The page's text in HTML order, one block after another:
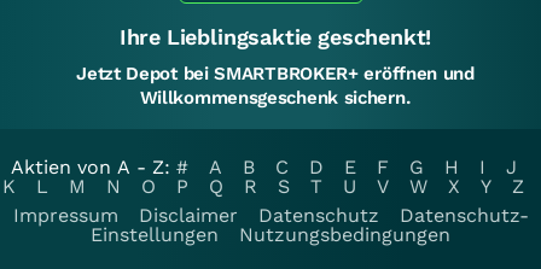
Ihre Lieblingsaktie geschenkt!
Jetzt Depot bei SMARTBROKER+ eröffnen und
Willkommensgeschenk sichern.
Aktien von A - Z: # A B C D E F G H I
J
K
L M N O P Q R S T U V W X Y
Z
Impressum
Disclaimer Datenschutz
Datenschutz-
Einstellungen
Nutzungsbedingungen